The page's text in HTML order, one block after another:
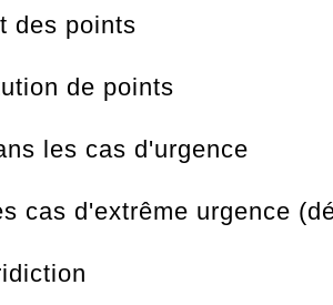
des points
de points
les cas d'urgence
cas d'extrême urgence